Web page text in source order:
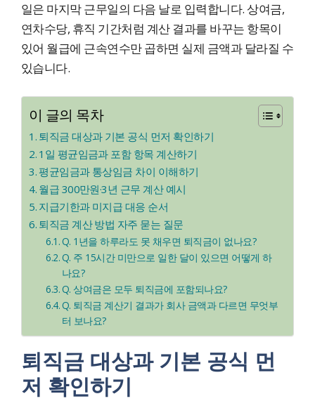
일은 마지막 근무일의 다음 날로 입력합니다. 상여금,
연차수당, 휴직 기간처럼 계산 결과를 바꾸는 항목이
있어 월급에 근속연수만 곱하면 실제 금액과 달라질 수
있습니다.
이 글의 목차
퇴직금 대상과 기본 공식 먼저 확인하기
1일 평균임금과 포함 항목 계산하기
평균임금과 통상임금 차이 이해하기
월급 300만원·3년 근무 계산 예시
지급기한과 미지급 대응 순서
퇴직금 계산 방법 자주 묻는 질문
Q. 1년을 하루라도 못 채우면 퇴직금이 없나요?
Q. 주 15시간 미만으로 일한 달이 있으면 어떻게 하
나요?
Q. 상여금은 모두 퇴직금에 포함되나요?
Q. 퇴직금 계산기 결과가 회사 금액과 다르면 무엇부
터 보나요?
퇴직금 대상과 기본 공식 먼
저 확인하기